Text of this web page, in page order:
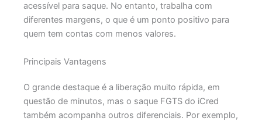
acessível para saque. No entanto, trabalha com
diferentes margens, o que é um ponto positivo para
quem tem contas com menos valores.
Principais Vantagens
O grande destaque é a liberação muito rápida, em
questão de minutos, mas o saque FGTS do iCred
também acompanha outros diferenciais. Por exemplo,